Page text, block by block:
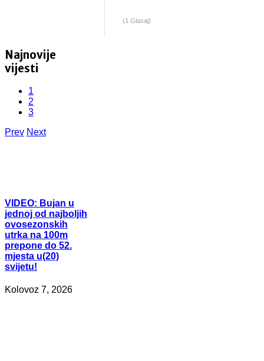
(1 Glasaj)
Najnovije
vijesti
1
2
3
Prev Next
VIDEO: Bujan u
jednoj od najboljih
ovosezonskih
utrka na 100m
prepone do 52.
mjesta u(20)
svijetu!
Kolovoz 7, 2026